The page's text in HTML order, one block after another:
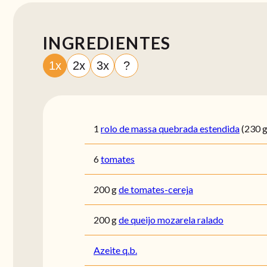
INGREDIENTES
1x 2x 3x ?
1 rolo de massa quebrada estendida(230
6tomates
200gde tomates-cereja
200gde queijo mozarela ralado
Azeite q.b.